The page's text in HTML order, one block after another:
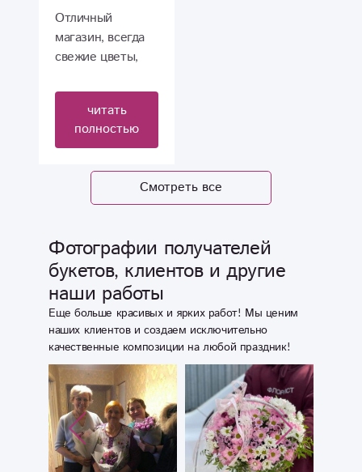
вариантов с
корзинами со
сладким.
Отличный
магазин, всегда
свежие цветы,
читать
полностью
Смотреть все
Фотографии получателей
букетов, клиентов и другие
наши работы
Еще больше красивых и ярких работ! Мы ценим
наших клиентов и создаем исключительно
качественные композиции на любой праздник!